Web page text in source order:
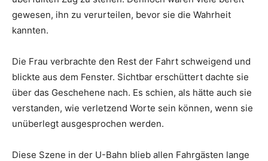
gewesen, ihn zu verurteilen, bevor sie die Wahrheit
kannten.
Die Frau verbrachte den Rest der Fahrt schweigend und
blickte aus dem Fenster. Sichtbar erschüttert dachte sie
über das Geschehene nach. Es schien, als hätte auch sie
verstanden, wie verletzend Worte sein können, wenn sie
unüberlegt ausgesprochen werden.
Diese Szene in der U-Bahn blieb allen Fahrgästen lange